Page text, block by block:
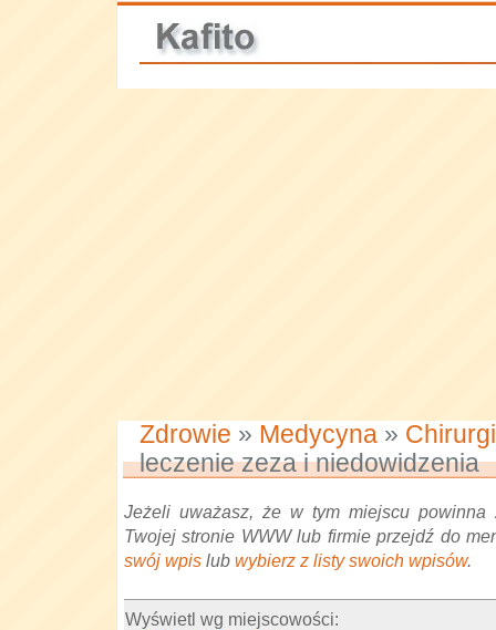
Zdrowie » Medycyna »
leczenie zeza i niedowidzenia
Jeżeli uważasz, że w tym miejscu powinna
Twojej stronie WWW lub firmie przejdź do
swój wpis lub wybierz z listy swoich wpisów.
Wyświetl wg miejscowości: